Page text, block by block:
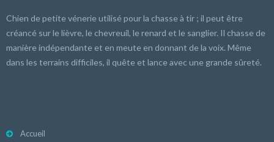
Chien de petite vénerie utilisé pour la chasse à tir ; il peut être
créancé sur le lièvre, le chevreuil, le renard et le sanglier. Il chasse de
manière indépendante et en meute en donnant de la voix. Même
dans les terrains difficiles, il quête et lance avec une grande sûreté.
Accueil